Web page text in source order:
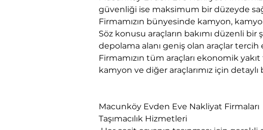
güvenliği ise maksimum bir düzeyde
Firmamızın bünyesinde kamyon,
Söz konusu araçların bakımı düzenli bir
depolama alanı geniş olan araçlar
Firmamızın tüm araçları ekonomik
kamyon ve diğer araçlarımız için
Macunköy Evden Eve Nakliyat Firmaları
Taşımacılık Hizmetleri